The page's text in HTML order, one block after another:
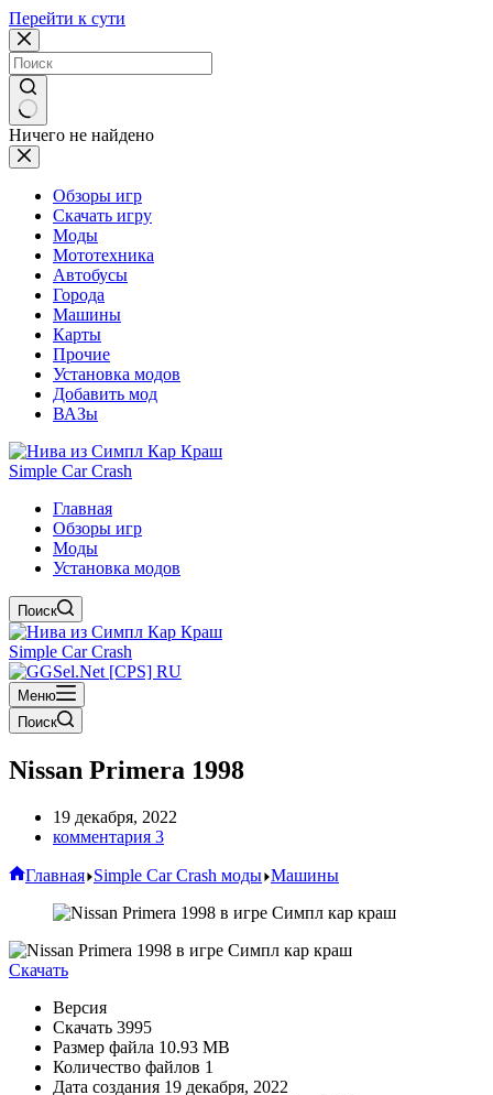
Перейти к сути
Ничего не найдено
Обзоры игр
Скачать игру
Моды
Мототехника
Автобусы
Города
Машины
Карты
Прочие
Установка модов
Добавить мод
ВАЗы
Simple Car Crash
Главная
Обзоры игр
Моды
Установка модов
Поиск
Simple Car Crash
Меню
Поиск
Nissan Primera 1998
19 декабря, 2022
комментария 3
Главная Simple Car Crash моды Машины
Скачать
Версия
Скачать 3995
Размер файла 10.93 MB
Количество файлов 1
Дата создания 19 декабря, 2022